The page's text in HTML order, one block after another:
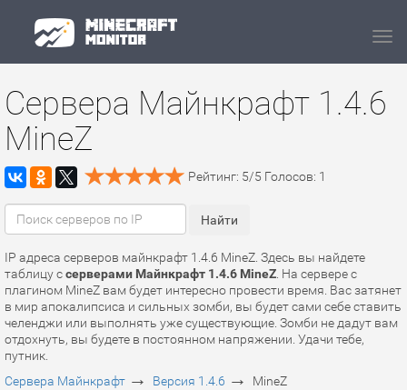
Сервера Майнкрафт 1.4.6
MineZ
Рейтинг: 5/5 Голосов: 1
IP адреса серверов майнкрафт 1.4.6 MineZ. Здесь вы найдете
таблицу ссерверами Майнкрафт 1.4.6 MineZ . На сервере с
плагином MineZ вам будет интересно провести время. Вас затянет
в мир апокалипсиса и сильных зомби, вы будет сами себе ставить
челенджи или выполнять уже существующие. Зомби не дадут вам
отдохнуть, вы будете в постоянном напряжении. Удачи тебе,
путник.
Сервера Майнкрафт → Версия 1.4.6 → MineZ